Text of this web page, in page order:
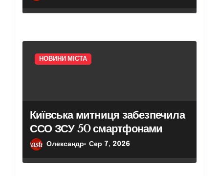
НОВИНИ МІСТА
Київська митниця забезпечила
ССО ЗСУ 50 смартфонами
Олександр Сер 7, 2026